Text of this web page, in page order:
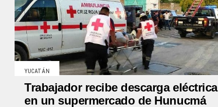
YUCATÁN
Trabajador recibe descarga eléctrica
en un supermercado de Hunucmá